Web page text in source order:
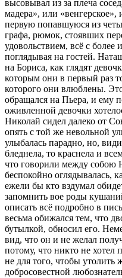
высовывал из за плеча
мадера», или
первую попавшуюся из
графа, рюмок, стоявших
удовольствием, всё с
поглядывая на гостей.
на Бориса, как глядят
которым они в первый раз
которого они влюблены.
обращался на Пьера, и ему
оживленной девочки
Николай сидел далеко от
опять с той же невольной
улыбалась парадно, но,
бледнела, то краснела и
что говорили между собою
беспокойно оглядывалась,
ежели бы кто вздумал
запомнить вое роды
описать всё подробно в
весьма обижался тем, что
бутылкой, обносил его.
вид, что он и не желал
потому, что никто не
не для того, чтобы утолить
добросовестной